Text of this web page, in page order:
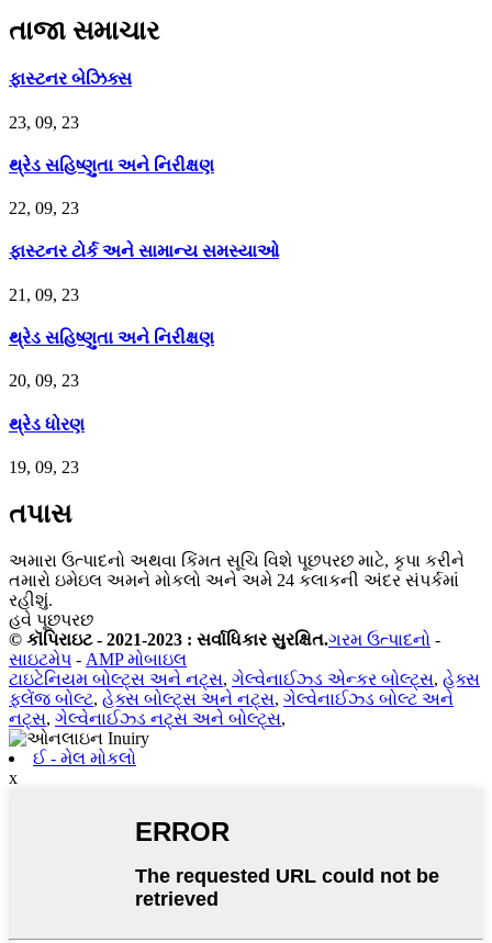
તાજા સમાચાર
ફાસ્ટનર બેઝિક્સ
23, 09, 23
થ્રેડ સહિષ્ણુતા અને નિરીક્ષણ
22, 09, 23
ફાસ્ટનર ટોર્ક અને સામાન્ય સમસ્યાઓ
21, 09, 23
થ્રેડ સહિષ્ણુતા અને નિરીક્ષણ
20, 09, 23
થ્રેડ ધોરણ
19, 09, 23
તપાસ
અમારા ઉત્પાદનો અથવા કિંમત સૂચિ વિશે પૂછપરછ માટે, કૃપા કરીને
તમારો ઇમેઇલ અમને મોકલો અને અમે 24 કલાકની અંદર સંપર્કમાં
રહીશું.
હવે પૂછપરછ
© કૉપિરાઇટ - 2021-2023 : સર્વાધિકાર સુરક્ષિત.ગરમ ઉત્પાદનો -
સાઇટમેપ - AMP મોબાઇલ
ટાઇટેનિયમ બોલ્ટ્સ અને નટ્સ, ગેલ્વેનાઈઝ્ડ એન્કર બોલ્ટ્સ, હેક્સ
ફ્લેંજ બોલ્ટ, હેક્સ બોલ્ટ્સ અને નટ્સ, ગેલ્વેનાઈઝ્ડ બોલ્ટ અને
નટ્સ, ગેલ્વેનાઈઝ્ડ નટ્સ અને બોલ્ટ્સ,
ઈ - મેલ મોકલો
x